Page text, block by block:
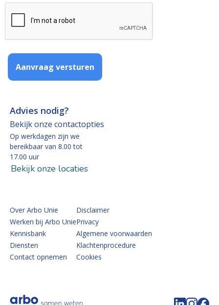
Aanvraag versturen
Volg de
Volg
Advies nodig?
Bekijk onze contactopties
Op werkdagen zijn we
bereikbaar van 8.00 tot
17.00 uur
Bekijk onze locaties
Over Arbo Unie
Werken bij Arbo Unie
Kennisbank
Diensten
Contact opnemen
Disclaimer
Privacy
Algemene voorwaarden
Klachtenprocedure
Cookies